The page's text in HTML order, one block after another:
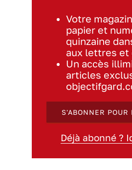
Votre
papier et
quinzaine
aux lettres et
Un accès
articles
S'ABONNER POUR
Déjà abonné ?